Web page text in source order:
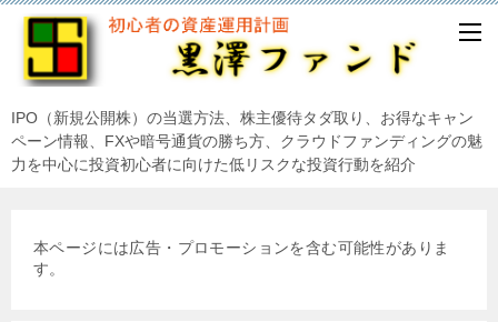
IPO（新規公開株）の当選方法、株主優待タダ取り、お得なキャン
ペーン情報、FXや暗号通貨の勝ち方、クラウドファンディングの魅
力を中心に投資初心者に向けた低リスクな投資行動を紹介
本ページには広告・プロモーションを含む可能性がありま
す。